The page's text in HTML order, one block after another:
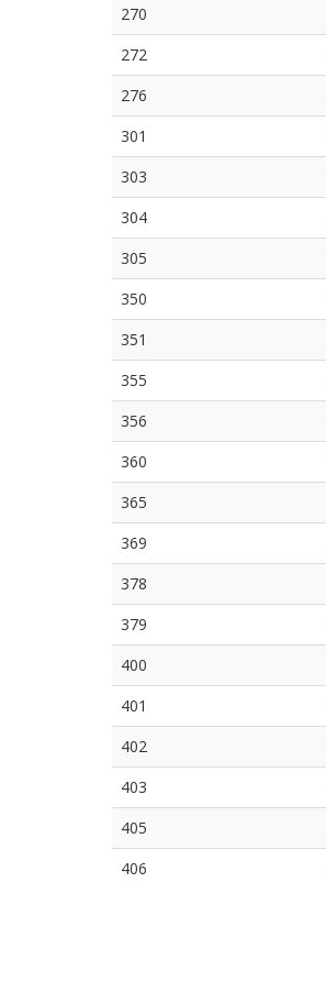
270
272
276
301
303
304
305
350
351
355
356
360
365
369
378
379
400
401
402
403
405
406